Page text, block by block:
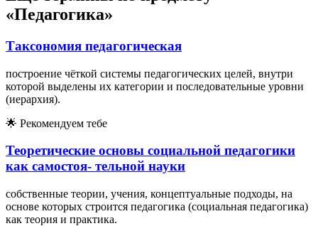
«Педагогика»
Таксономия педагогическая
построение чёткой системы педагогических целей, внутри
которой выделены их категории и последовательные уровни
(иерархия).
🌟 Рекомендуем тебе
Теоретические основы социальной педагогики
как самостоя- тельной науки
собственные теории, учения, концептуальные подходы, на
основе которых строится педагогика (социальная педагогика)
как теория и практика.